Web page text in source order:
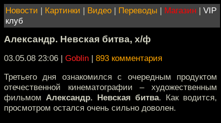
Новости | Картинки | Видео | Переводы | Магазин | VIP
клуб
Александр. Невская битва, х/ф
03.05.08 23:06 | Goblin | 893 комментария
Третьего дня ознакомился с очередным продуктом
отечественной кинематографии – художественным
фильмом Александр. Невская битва. Как водится,
просмотром остался очень сильно доволен.